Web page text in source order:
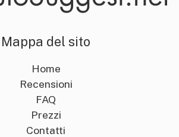
Mappa del sito
Home
Recensioni
FAQ
Prezzi
Contatti